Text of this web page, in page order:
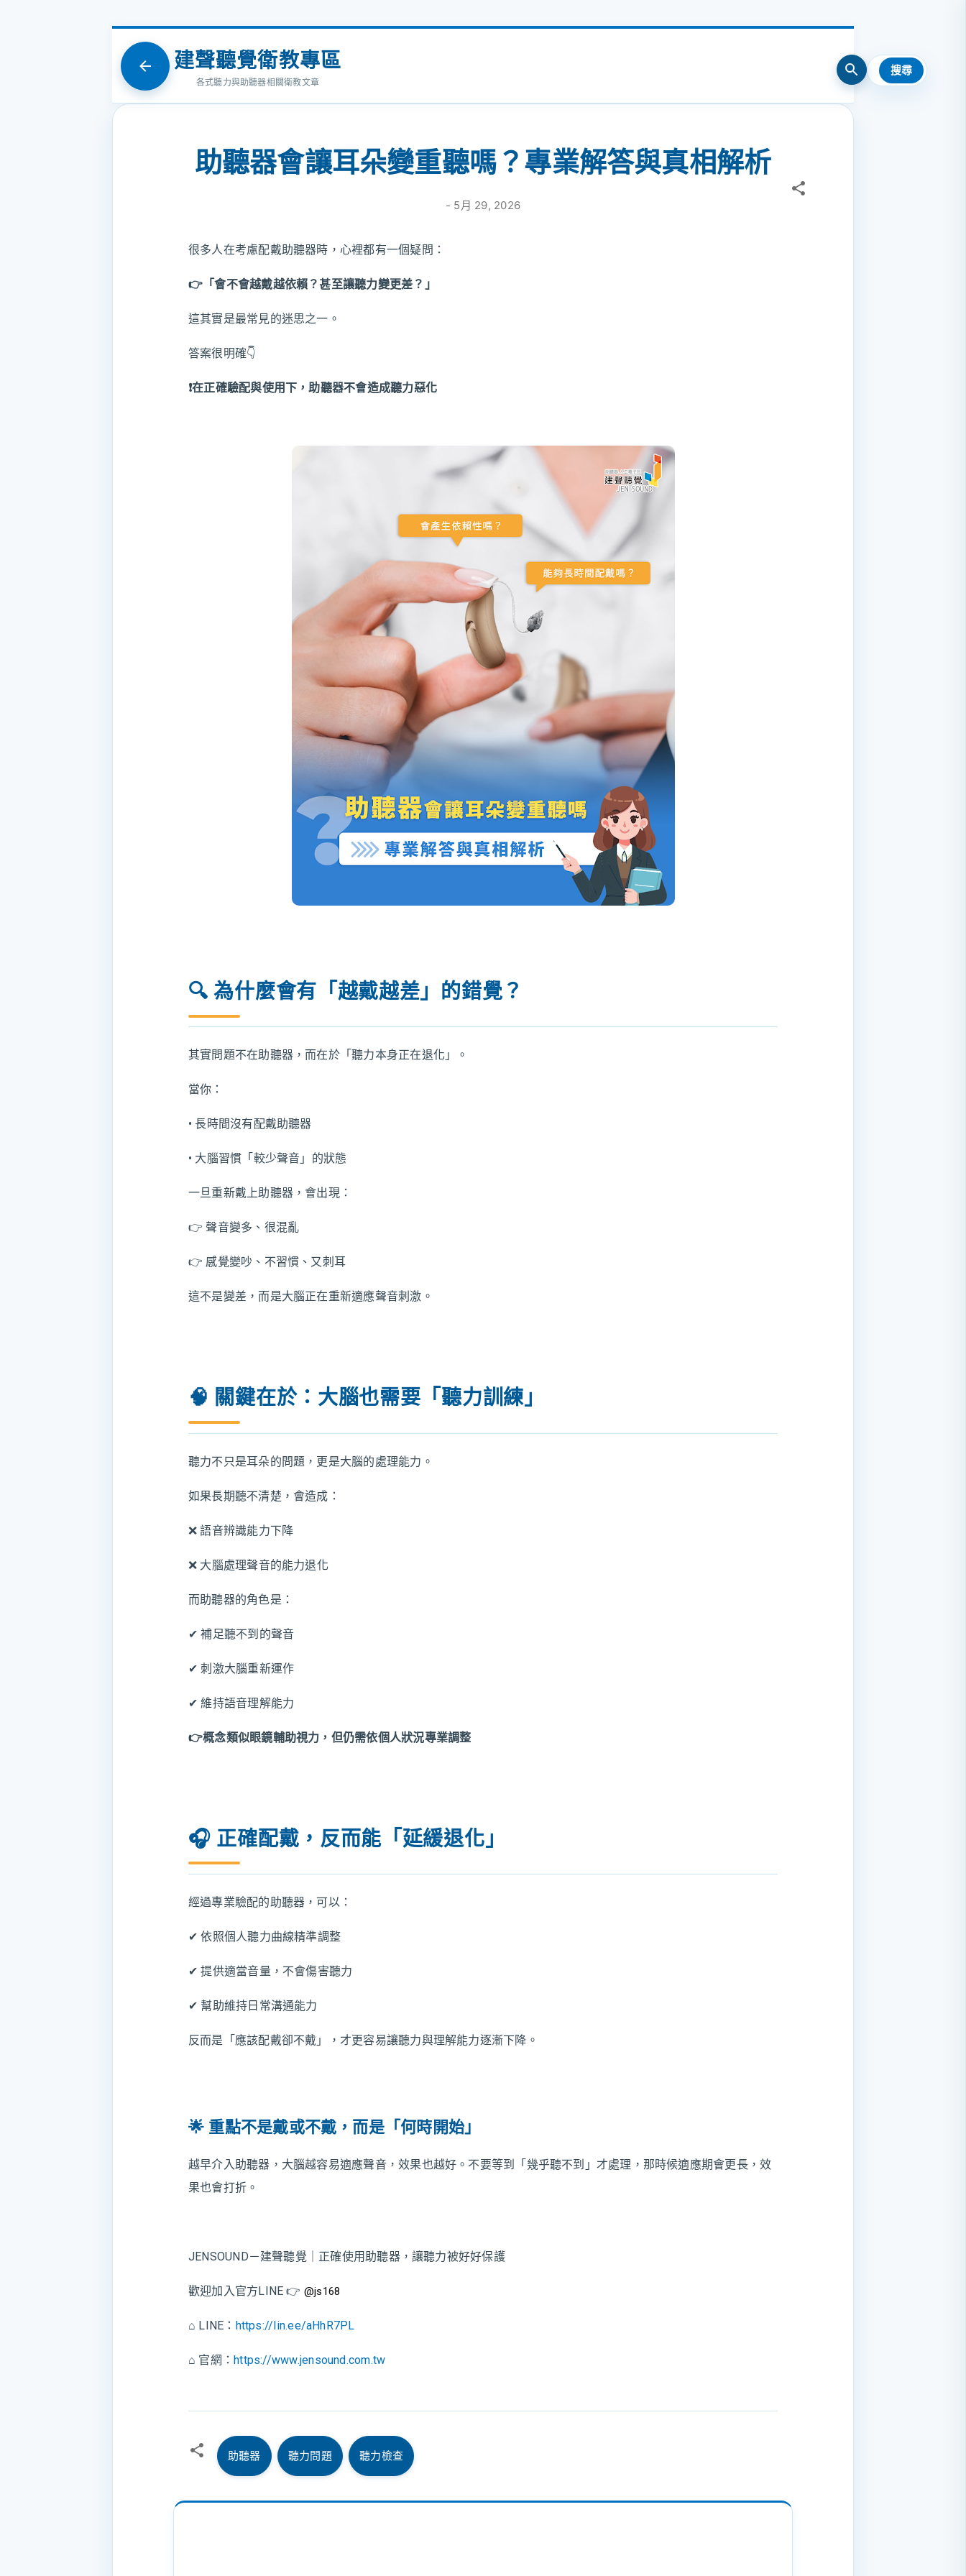
建聲聽覺衛教專區
各式聽力與助聽器相關衛教文章
助聽器會讓耳朵變重聽嗎？專業解答與真相解析
- 5月 29, 2026
很多人在考慮配戴助聽器時，心裡都有一個疑問：
👉「會不會越戴越依賴？甚至讓聽力變更差？」
這其實是最常見的迷思之一。
答案很明確👇
❗在正確驗配與使用下，助聽器不會造成聽力惡化
🔍 為什麼會有「越戴越差」的錯覺？
其實問題不在助聽器，而在於「聽力本身正在退化」。
當你：
• 長時間沒有配戴助聽器
• 大腦習慣「較少聲音」的狀態
一旦重新戴上助聽器，會出現：
👉 聲音變多、很混亂
👉 感覺變吵、不習慣、又刺耳
這不是變差，而是大腦正在重新適應聲音刺激。
🧠 關鍵在於：大腦也需要「聽力訓練」
聽力不只是耳朵的問題，更是大腦的處理能力。
如果長期聽不清楚，會造成：
❌ 語音辨識能力下降
❌ 大腦處理聲音的能力退化
而助聽器的角色是：
✔ 補足聽不到的聲音
✔ 刺激大腦重新運作
✔ 維持語音理解能力
👉概念類似眼鏡輔助視力，但仍需依個人狀況專業調整
🎧 正確配戴，反而能「延緩退化」
經過專業驗配的助聽器，可以：
✔ 依照個人聽力曲線精準調整
✔ 提供適當音量，不會傷害聽力
✔ 幫助維持日常溝通能力
反而是「應該配戴卻不戴」，才更容易讓聽力與理解能力逐漸下降。
🌟 重點不是戴或不戴，而是「何時開始」
越早介入助聽器，大腦越容易適應聲音，效果也越好。不要等到「幾乎聽不到」才處理，那時候適應期會更長，效
果也會打折。
JENSOUND－建聲聽覺｜正確使用助聽器，讓聽力被好好保護
歡迎加入官方LINE 👉 @js168
⌂ LINE： https://lin.ee/aHhR7PL
⌂ 官網：https://www.jensound.com.tw
助聽器 聽力問題 聽力檢查